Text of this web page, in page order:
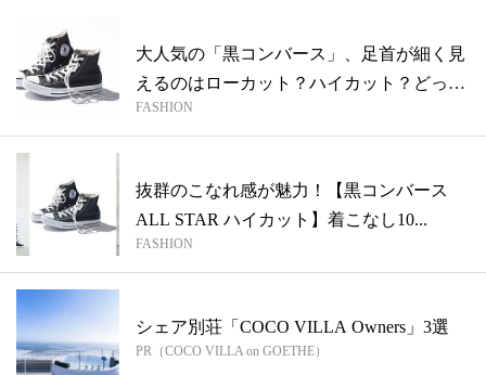
大人気の「黒コンバース」、足首が細く見
えるのはローカット？ハイカット？どっ
ち!?
FASHION
抜群のこなれ感が魅力！【黒コンバース
ALL STAR ハイカット】着こなし10...
FASHION
シェア別荘「COCO VILLA Owners」3選
PR（COCO VILLA on GOETHE）